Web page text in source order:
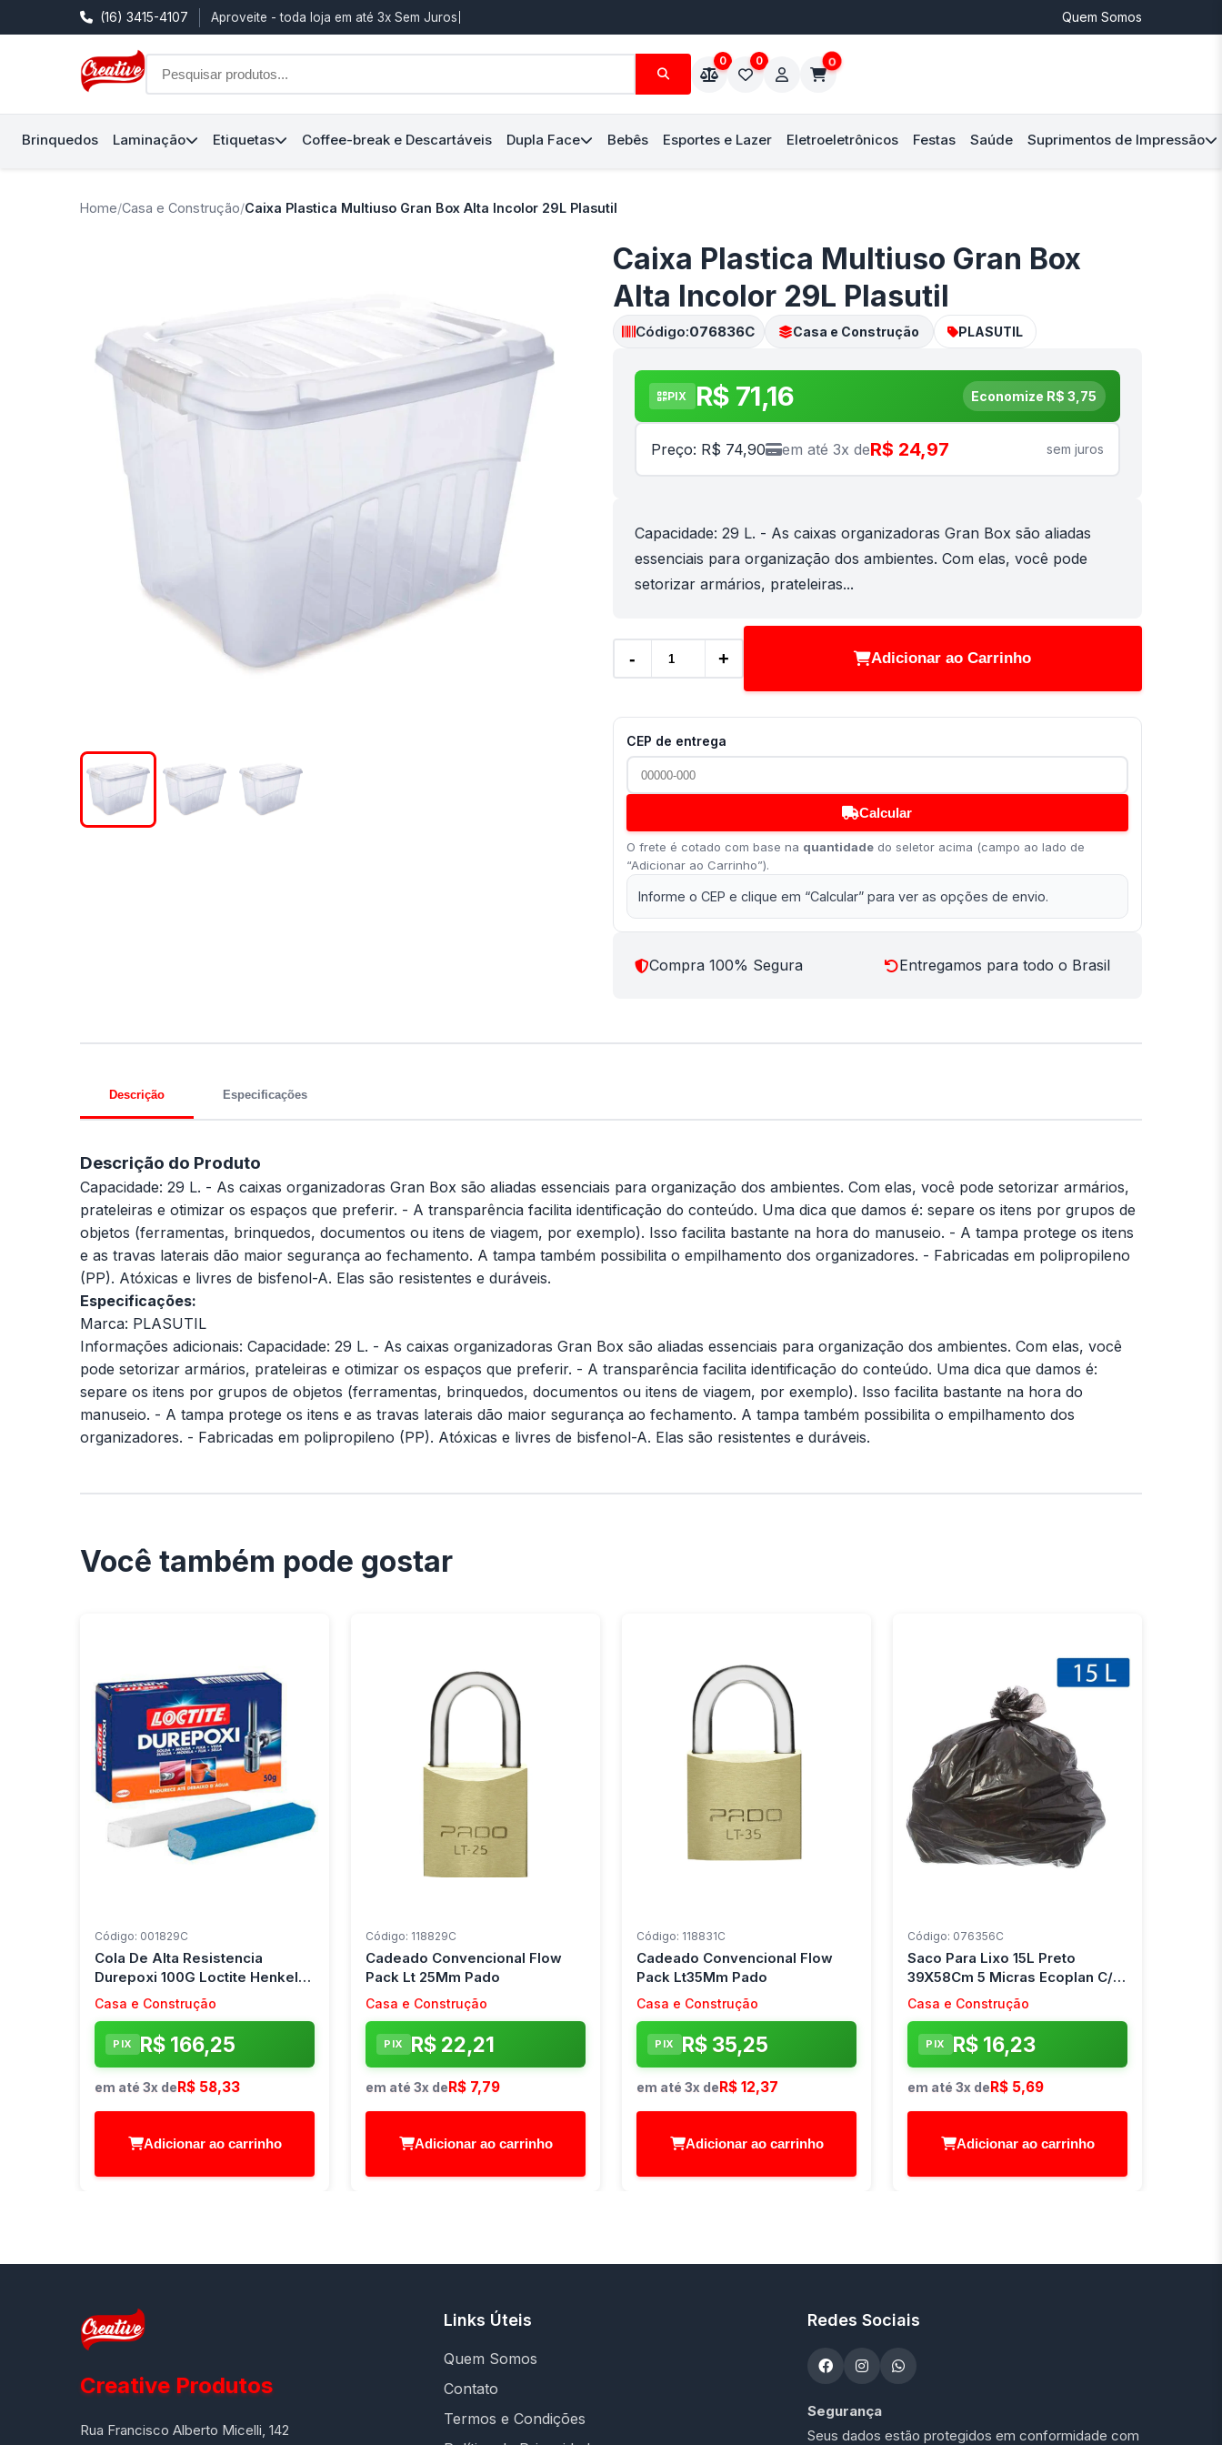
(16) 3415-4107 Aproveite - toda loja em até 3x Sem Juros Quem Somos
0 0 0
Brinquedos Laminação Etiquetas Coffee-break e Descartáveis Dupla Face Bebês Esportes e Lazer Eletroeletrônicos Festas Saúde Suprimentos de Impressão
Home/Casa e Construção/Caixa Plastica Multiuso Gran Box Alta Incolor 29L Plasutil
Caixa Plastica Multiuso Gran Box
Alta Incolor 29L Plasutil
Código:076836C Casa e Construção PLASUTIL
PIX R$ 71,16 Economize R$ 3,75
Preço: R$ 74,90 em até 3x deR$ 24,97 sem juros
Capacidade: 29 L. - As caixas organizadoras Gran Box são aliadas
essenciais para organização dos ambientes. Com elas, você pode
setorizar armários, prateleiras...
- + Adicionar ao Carrinho
CEP de entrega
Calcular
O frete é cotado com base na quantidadedo seletor acima (campo ao lado de
“Adicionar ao Carrinho”).
Informe o CEP e clique em “Calcular” para ver as opções de envio.
Compra 100% Segura Entregamos para todo o Brasil
Descrição Especificações
Descrição do Produto
Capacidade: 29 L. - As caixas organizadoras Gran Box são aliadas essenciais para organização dos ambientes. Com elas, você pode setorizar armários,
prateleiras e otimizar os espaços que preferir. - A transparência facilita identificação do conteúdo. Uma dica que damos é: separe os itens por grupos de
objetos (ferramentas, brinquedos, documentos ou itens de viagem, por exemplo). Isso facilita bastante na hora do manuseio. - A tampa protege os itens
e as travas laterais dão maior segurança ao fechamento. A tampa também possibilita o empilhamento dos organizadores. - Fabricadas em polipropileno
(PP). Atóxicas e livres de bisfenol-A. Elas são resistentes e duráveis.
Especificações:
Marca: PLASUTIL
Informações adicionais: Capacidade: 29 L. - As caixas organizadoras Gran Box são aliadas essenciais para organização dos ambientes. Com elas, você
pode setorizar armários, prateleiras e otimizar os espaços que preferir. - A transparência facilita identificação do conteúdo. Uma dica que damos é:
separe os itens por grupos de objetos (ferramentas, brinquedos, documentos ou itens de viagem, por exemplo). Isso facilita bastante na hora do
manuseio. - A tampa protege os itens e as travas laterais dão maior segurança ao fechamento. A tampa também possibilita o empilhamento dos
organizadores. - Fabricadas em polipropileno (PP). Atóxicas e livres de bisfenol-A. Elas são resistentes e duráveis.
Você também pode gostar
Código: 001829C
Cola De Alta Resistencia
Durepoxi 100G Loctite Henkel
(Cx.c/12)
Casa e Construção
PIX R$ 166,25
em até 3x deR$ 58,33
Adicionar ao carrinho
Código: 118829C
Cadeado Convencional Flow
Pack Lt 25Mm Pado
Casa e Construção
PIX R$ 22,21
em até 3x deR$ 7,79
Adicionar ao carrinho
Código: 118831C
Cadeado Convencional Flow
Pack Lt35Mm Pado
Casa e Construção
PIX R$ 35,25
em até 3x deR$ 12,37
Adicionar ao carrinho
Código: 076356C
Saco Para Lixo 15L Preto
39X58Cm 5 Micras Ecoplan C/
100 Unidades
Casa e Construção
PIX R$ 16,23
em até 3x deR$ 5,69
Adicionar ao carrinho
Creative Produtos
Rua Francisco Alberto Micelli, 142
Links Úteis
Quem Somos
Contato
Termos e Condições
Redes Sociais
Segurança
Seus dados estão protegidos em conformidade com